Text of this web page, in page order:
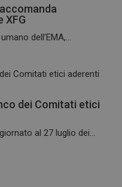
XFG
dell’EMA,...
dei Comitati etici
al 27 luglio dei...